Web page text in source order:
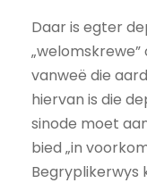
Daar is egter
vanweë die
hiervan is die
sinode moet
bied „in
Begryplikerwys